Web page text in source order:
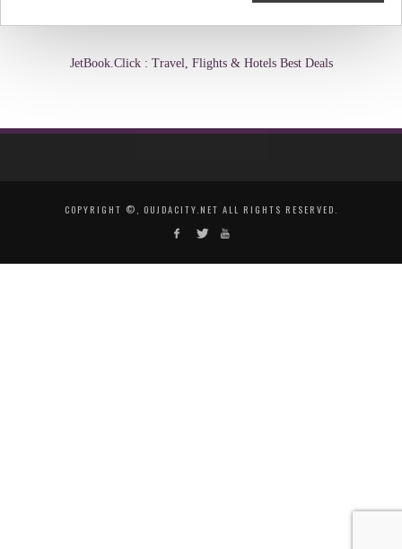
JetBook.Click : Travel, Flights & Hotels Best Deals
COPYRIGHT ©, OUJDACITY.NET ALL RIGHTS RESERVED.